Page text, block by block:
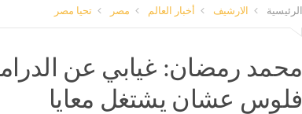
منذ 33 دقيقة
الرئيسية الارشيف أخبار العالم مصر تحيا مصر
محمد رمضان: غيابي عن
فلوس عشان يشتغل معايا